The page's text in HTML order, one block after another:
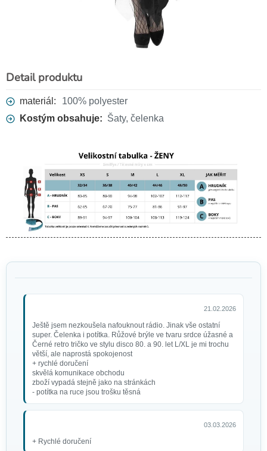
kontaktní čočky nedioptrické
Detail produktu
materiál:
100% polyester
Kostým obsahuje: Šaty, čelenka
21.02.2026
Ještě jsem nezkoušela nafouknout rádio. Jinak vše ostatní
super. Čelenka i potítka. Růžové brýle ve tvaru srdce úžasné a
Černé retro tričko ve stylu disco 80. a 90. let L/XL je mi trochu
větší, ale naprostá spokojenost
+ rychlé doručení
skvělá komunikace obchodu
zboží vypadá stejně jako na stránkách
- potítka na ruce jsou trošku těsná
03.03.2026
+ Rychlé doručení